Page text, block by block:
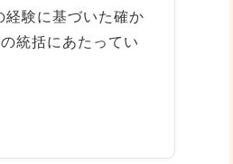
験に基づいた確か
統括にあたってい